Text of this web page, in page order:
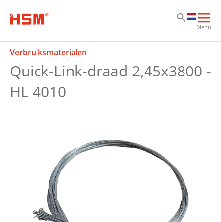
Menu
Verbruiksmaterialen
Quick-Link-draad 2,45x3800 -
HL 4010